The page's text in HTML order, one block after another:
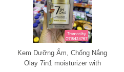
Kem Dưỡng Ẩm, Chống Nắng
Olay 7in1 moisturizer with